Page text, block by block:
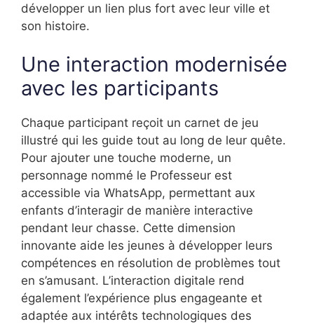
développer un lien plus fort avec leur ville et
son histoire.
Une interaction modernisée
avec les participants
Chaque participant reçoit un carnet de jeu
illustré qui les guide tout au long de leur quête.
Pour ajouter une touche moderne, un
personnage nommé le Professeur est
accessible via WhatsApp, permettant aux
enfants d’interagir de manière interactive
pendant leur chasse. Cette dimension
innovante aide les jeunes à développer leurs
compétences en résolution de problèmes tout
en s’amusant. L’interaction digitale rend
également l’expérience plus engageante et
adaptée aux intérêts technologiques des